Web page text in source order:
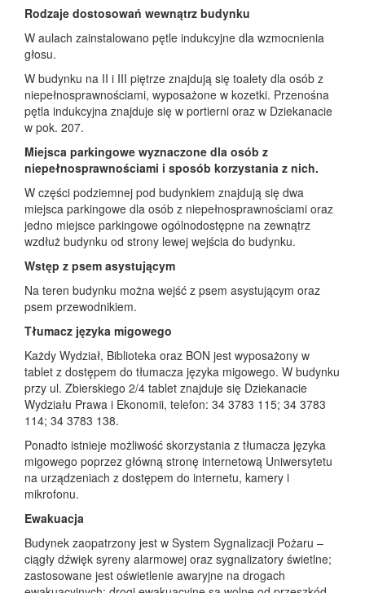
Rodzaje dostosowań wewnątrz budynku
W aulach zainstalowano pętle indukcyjne dla wzmocnienia
głosu.
W budynku na II i III piętrze znajdują się toalety dla osób z
niepełnosprawnościami, wyposażone w kozetki. Przenośna
pętla indukcyjna znajduje się w portierni oraz w Dziekanacie
w pok. 207.
Miejsca parkingowe wyznaczone dla osób z
niepełnosprawnościami i sposób korzystania z nich.
W części podziemnej pod budynkiem znajdują się dwa
miejsca parkingowe dla osób z niepełnosprawnościami oraz
jedno miejsce parkingowe ogólnodostępne na zewnątrz
wzdłuż budynku od strony lewej wejścia do budynku.
Wstęp z psem asystującym
Na teren budynku można wejść z psem asystującym oraz
psem przewodnikiem.
Tłumacz języka migowego
Każdy Wydział, Biblioteka oraz BON jest wyposażony w
tablet z dostępem do tłumacza języka migowego. W budynku
przy ul. Zbierskiego 2/4 tablet znajduje się Dziekanacie
Wydziału Prawa i Ekonomii, telefon: 34 3783 115; 34 3783
114; 34 3783 138.
Ponadto istnieje możliwość skorzystania z tłumacza języka
migowego poprzez główną stronę internetową Uniwersytetu
na urządzeniach z dostępem do internetu, kamery i
mikrofonu.
Ewakuacja
Budynek zaopatrzony jest w System Sygnalizacji Pożaru –
ciągły dźwięk syreny alarmowej oraz sygnalizatory świetlne;
zastosowane jest oświetlenie awaryjne na drogach